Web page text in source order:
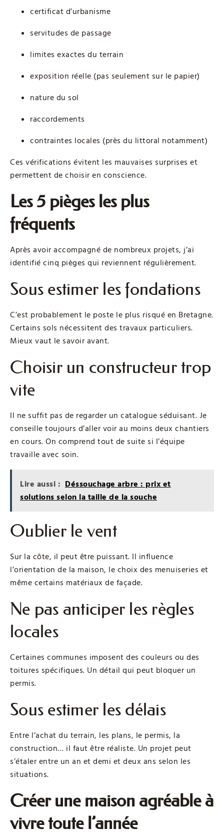
certificat d’urbanisme
servitudes de passage
limites exactes du terrain
exposition réelle (pas seulement sur le papier)
nature du sol
raccordements
contraintes locales (près du littoral notamment)
Ces vérifications évitent les mauvaises surprises et
permettent de choisir en conscience.
Les 5 pièges les plus
fréquents
Après avoir accompagné de nombreux projets, j’ai
identifié cinq pièges qui reviennent régulièrement.
Sous estimer les fondations
C’est probablement le poste le plus risqué en Bretagne.
Certains sols nécessitent des travaux particuliers.
Mieux vaut le savoir avant.
Choisir un constructeur trop
vite
Il ne suffit pas de regarder un catalogue séduisant. Je
conseille toujours d’aller voir au moins deux chantiers
en cours. On comprend tout de suite si l’équipe
travaille avec soin.
Lire aussi : Déssouchage arbre : prix et
solutions selon la taille de la souche
Oublier le vent
Sur la côte, il peut être puissant. Il influence
l’orientation de la maison, le choix des menuiseries et
même certains matériaux de façade.
Ne pas anticiper les règles
locales
Certaines communes imposent des couleurs ou des
toitures spécifiques. Un détail qui peut bloquer un
permis.
Sous estimer les délais
Entre l’achat du terrain, les plans, le permis, la
construction… il faut être réaliste. Un projet peut
s’étaler entre un an et demi et deux ans selon les
situations.
Créer une maison agréable à
vivre toute l’année